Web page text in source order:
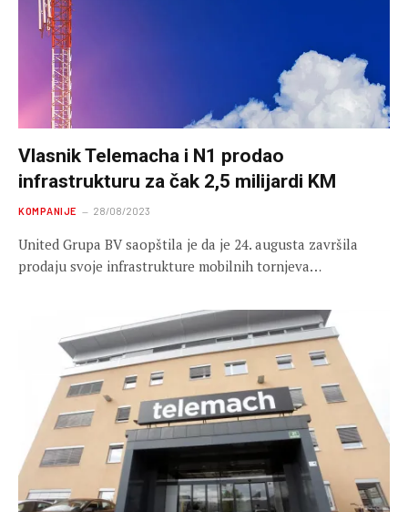
Vlasnik Telemacha i N1 prodao
infrastrukturu za čak 2,5 milijardi KM
KOMPANIJE 28/08/2023
United Grupa BV saopštila je da je 24. augusta završila
prodaju svoje infrastrukture mobilnih tornjeva…